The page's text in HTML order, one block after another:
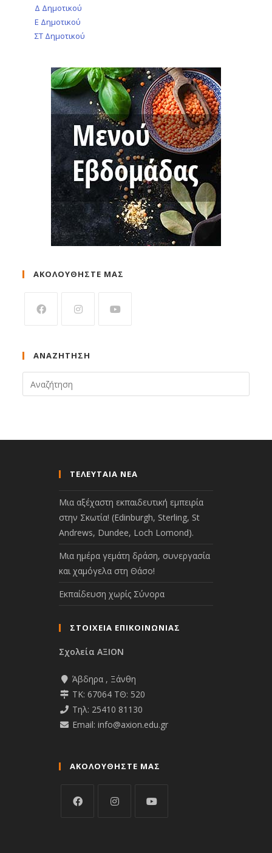
Δ Δημοτικού
Ε Δημοτικού
ΣΤ Δημοτικού
ΑΚΟΛΟΥΘΗΣΤΕ ΜΑΣ
ΑΝΑΖΉΤΗΣΗ
ΤΕΛΕΥΤΑΙΑ ΝΕΑ
Μια αξέχαστη εκπαιδευτική εμπειρία
στην Σκωτία! (Edinburgh, Sterling, St
Andrews, Dundee, Loch Lomond).
Μια ημέρα γεμάτη δράση, συνεργασία
και χαμόγελα στη Θάσο!
Εκπαίδευση χωρίς Σύνορα
ΣΤΟΙΧΕΙΑ ΕΠΙΚΟΙΝΩΝΙΑΣ
Σχολεία ΑΞΙΟΝ
Άβδηρα , Ξάνθη
ΤΚ: 67064 ΤΘ: 520
Τηλ: 25410 81130
Email: info@axion.edu.gr
ΑΚΟΛΟΥΘΉΣΤΕ ΜΑΣ